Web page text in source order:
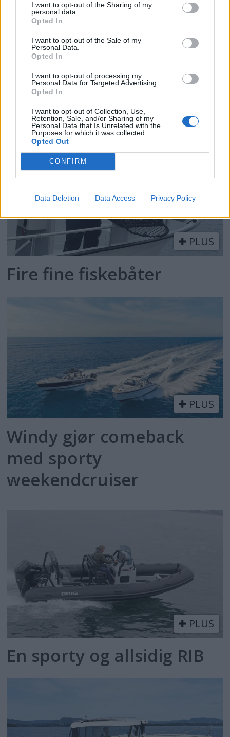
I want to opt-out of the Sharing of my
personal data.
Opted In
I want to opt-out of the Sale of my
Personal Data.
Opted In
I want to opt-out of processing my
Personal Data for Targeted Advertising.
Opted In
I want to opt-out of Collection, Use,
Retention, Sale, and/or Sharing of my
Personal Data that Is Unrelated with the
Purposes for which it was collected.
Opted Out
CONFIRM
Data Deletion Data Access Privacy Policy
Prøvekjørt: Mesterlig
familiebåt på 39 fot fra
Marex
PLUS
Fire fine fiskebåter
PLUS
Windy gjør comeback
med sporty
weekendcruiser
PLUS
En sporty og allsidig RIB